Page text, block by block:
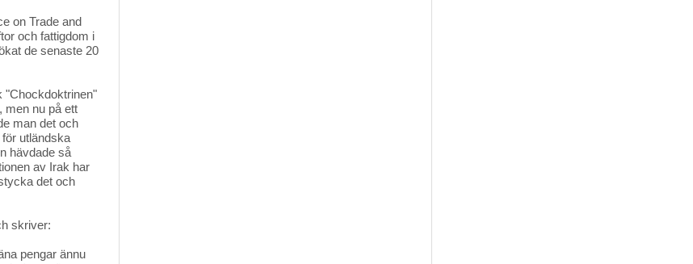
on Trade and
och fattigdom i
de senaste 20
"Chockdoktrinen"
men nu på ett
man det och
utländska
hävdade så
av Irak har
det och
skriver:
pengar ännu